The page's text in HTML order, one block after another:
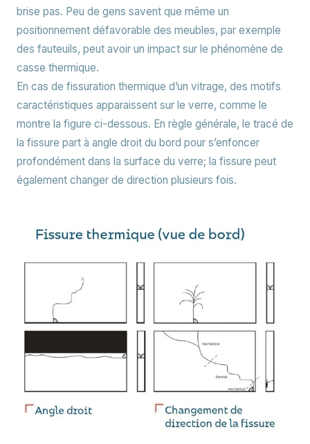
brise pas. Peu de gens savent que même un
positionnement défavorable des meubles, par exemple
des fauteuils, peut avoir un impact sur le phénomène de
casse thermique.
En cas de fissuration thermique d’un vitrage, des motifs
caractéristiques apparaissent sur le verre, comme le
montre la figure ci-dessous. En règle générale, le tracé de
la fissure part à angle droit du bord pour s’enfoncer
profondément dans la surface du verre; la fissure peut
également changer de direction plusieurs fois.